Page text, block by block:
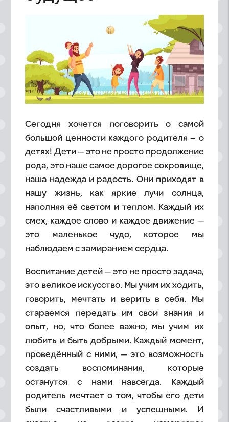
Сегодня хочется поговорить о самой
большой ценности каждого родителя – о
детях! Дети — это не просто продолжение
рода, это наше самое дорогое сокровище,
наша надежда и радость. Они приходят в
нашу жизнь, как яркие лучи солнца,
наполняя её светом и теплом. Каждый их
смех, каждое слово и каждое движение —
это маленькое чудо, которое мы
наблюдаем с замиранием сердца.
Воспитание детей — это не просто задача,
это великое искусство. Мы учим их ходить,
говорить, мечтать и верить в себя. Мы
стараемся передать им свои знания и
опыт, но, что более важно, мы учим их
любить и быть добрыми. Каждый момент,
проведённый с ними, — это возможность
создать воспоминания, которые
останутся с нами навсегда. Каждый
родитель мечтает о том, чтобы его дети
были счастливыми и успешными. И